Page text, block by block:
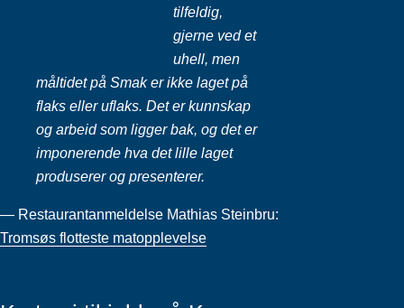
tilfeldig,
gjerne ved et
uhell, men
måltidet på Smak er ikke laget på
flaks eller uflaks. Det er kunnskap
og arbeid som ligger bak, og det er
imponerende hva det lille laget
produserer og presenterer.
— Restaurantanmeldelse Mathias Steinbru:
Tromsøs flotteste matopplevelse